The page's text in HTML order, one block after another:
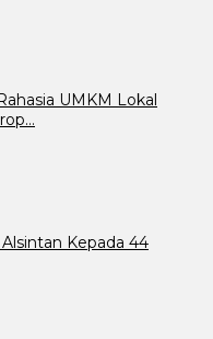
UMKM Lokal
Kepada 44